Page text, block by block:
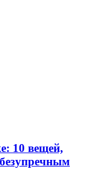
10 вещей,